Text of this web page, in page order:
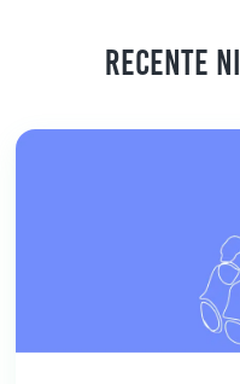
Recente